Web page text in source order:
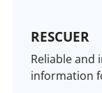
RESCUER
Reliable and
information